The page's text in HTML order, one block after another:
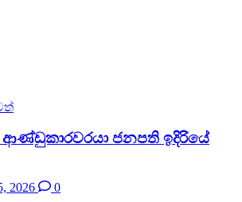
ජනපති ඉදිරියේ
2026 0